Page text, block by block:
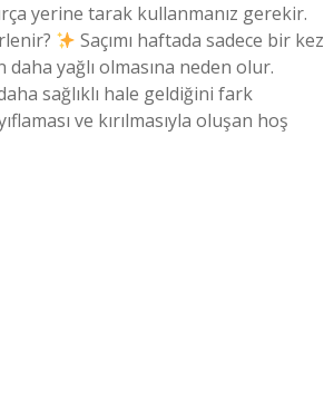
yerine tarak kullanmanız gerekir.
Saçımı haftada sadece bir kez
yağlı olmasına neden olur.
sağlıklı hale geldiğini fark
ve kırılmasıyla oluşan hoş